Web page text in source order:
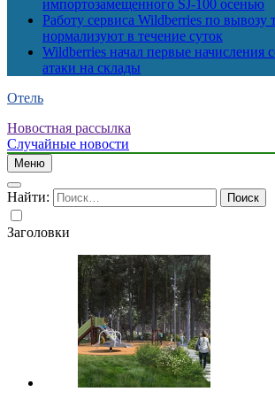
импортозамещенного SJ-100 осенью
Работу сервиса Wildberries по вывозу
нормализуют в течение суток
Wildberries начал первые начисления
атаки на склады
Отель
Новостная рассылка
Случайные новости
Меню
Найти:
Заголовки